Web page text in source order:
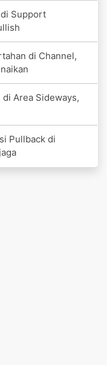
di Support
di Channel,
di Area Sideways,
Pullback di